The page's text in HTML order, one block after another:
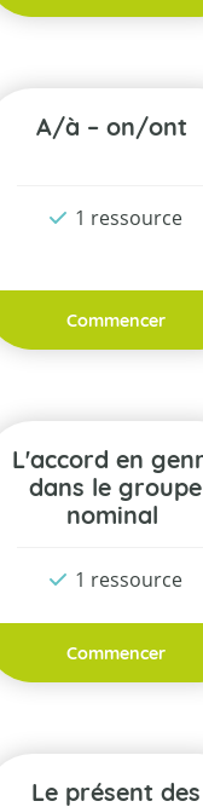
a/à – on/ont
1 ressource
Commencer
L'accord en genre
dans le groupe
nominal
1 ressource
Commencer
Le présent des